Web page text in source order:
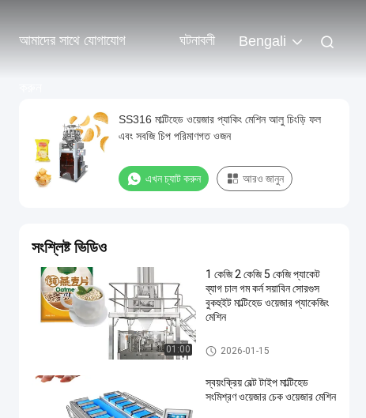
আমাদের সাথে যোগাযোগ ঘটনাবলী Bengali
SS316 মাল্টিহেড ওয়েজার প্যাকিং মেশিন আলু চিংড়ি ফল
এবং সবজি চিপ পরিমাণগত ওজন
এখন চ্যাট করুন আরও জানুন
সংশ্লিষ্ট ভিডিও
01:00
1 কেজি 2 কেজি 5 কেজি প্যাকেট
ব্যাগ চাল গম কর্ন সয়াবিন সোরগুস
বুকহুইট মাল্টিহেড ওয়েজার প্যাকেজিং
মেশিন
মাল্টিহেড ওজনকারী
2026-01-15
স্বয়ংক্রিয় বেল্ট টাইপ মাল্টিহেড
সংমিশ্রণ ওয়েজার চেক ওয়েজার মেশিন